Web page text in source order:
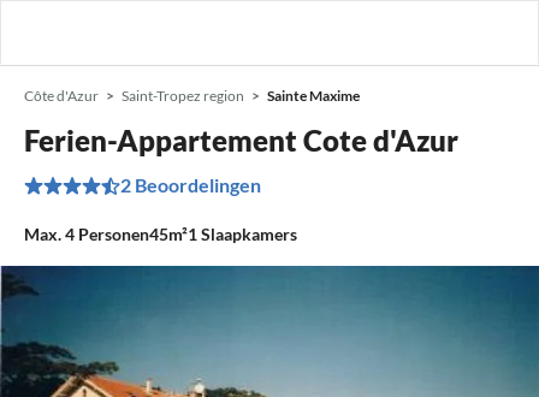
Côte d'Azur Saint-Tropez region Sainte Maxime
Ferien-Appartement Cote d'Azur
2 Beoordelingen
Max.4 Personen45m²1Slaapkamers